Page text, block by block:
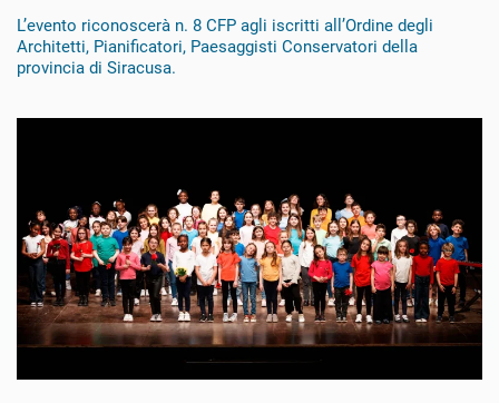
L’evento riconoscerà n. 8 CFP agli iscritti all’Ordine degli
Architetti, Pianificatori, Paesaggisti Conservatori della
provincia di Siracusa.